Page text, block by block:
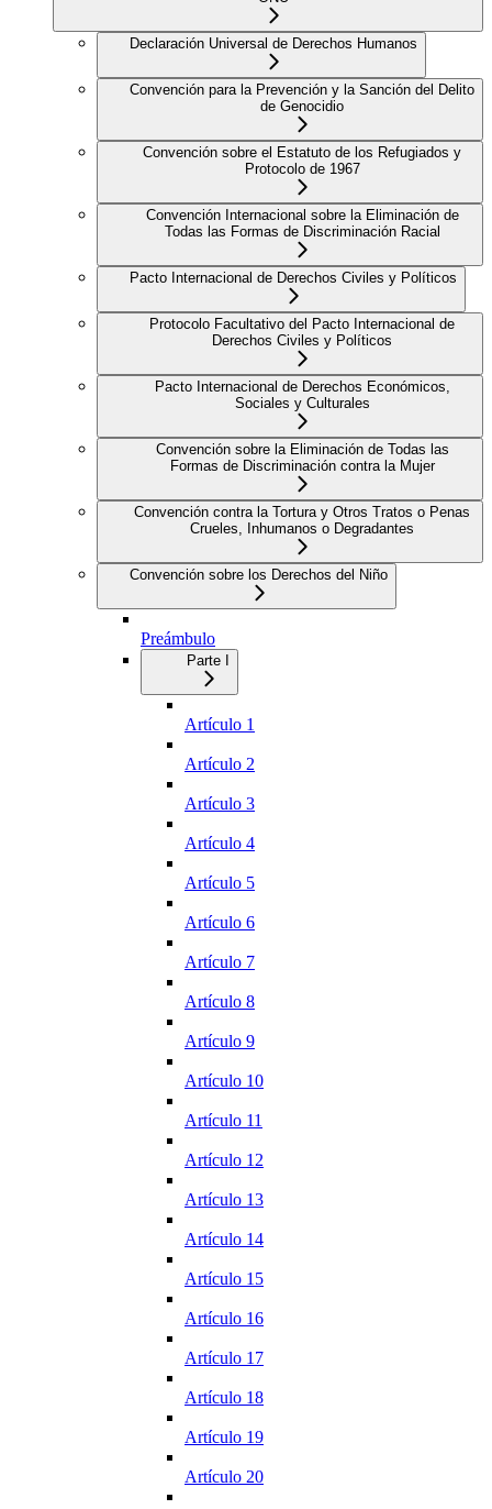
Declaración Universal de Derechos Humanos
Convención para la Prevención y la Sanción del Delito
de Genocidio
Convención sobre el Estatuto de los Refugiados y
Protocolo de 1967
Convención Internacional sobre la Eliminación de
Todas las Formas de Discriminación Racial
Pacto Internacional de Derechos Civiles y Políticos
Protocolo Facultativo del Pacto Internacional de
Derechos Civiles y Políticos
Pacto Internacional de Derechos Económicos,
Sociales y Culturales
Convención sobre la Eliminación de Todas las
Formas de Discriminación contra la Mujer
Convención contra la Tortura y Otros Tratos o Penas
Crueles, Inhumanos o Degradantes
Convención sobre los Derechos del Niño
Preámbulo
Parte I
Artículo 1
Artículo 2
Artículo 3
Artículo 4
Artículo 5
Artículo 6
Artículo 7
Artículo 8
Artículo 9
Artículo 10
Artículo 11
Artículo 12
Artículo 13
Artículo 14
Artículo 15
Artículo 16
Artículo 17
Artículo 18
Artículo 19
Artículo 20